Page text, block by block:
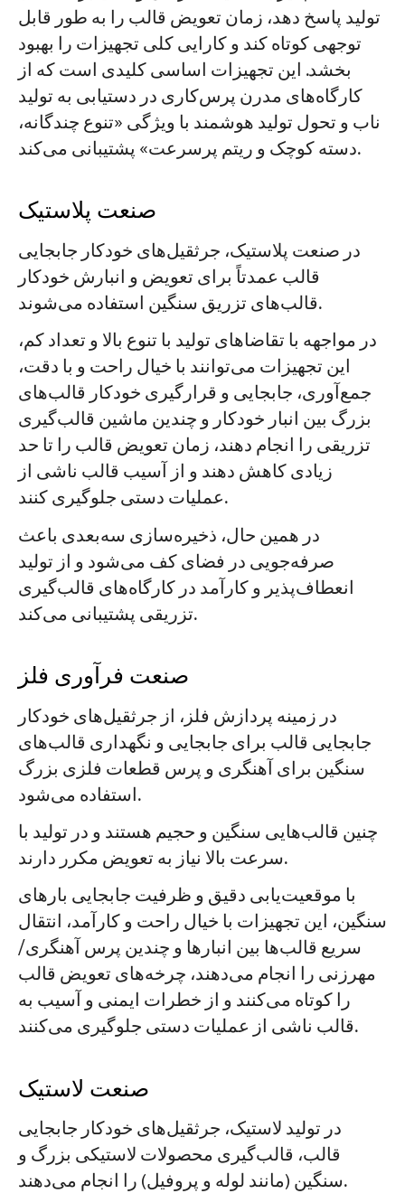
تولید پاسخ دهد، زمان تعویض قالب را به طور قابل
توجهی کوتاه کند و کارایی کلی تجهیزات را بهبود
بخشد. این تجهیزات اساسی کلیدی است که از
کارگاه‌های مدرن پرس‌کاری در دستیابی به تولید
ناب و تحول تولید هوشمند با ویژگی «تنوع چندگانه،
دسته کوچک و ریتم پرسرعت» پشتیبانی می‌کند.
صنعت پلاستیک
در صنعت پلاستیک، جرثقیل‌های خودکار جابجایی
قالب عمدتاً برای تعویض و انبارش خودکار
قالب‌های تزریق سنگین استفاده می‌شوند.
در مواجهه با تقاضاهای تولید با تنوع بالا و تعداد کم،
این تجهیزات می‌توانند با خیال راحت و با دقت،
جمع‌آوری، جابجایی و قرارگیری خودکار قالب‌های
بزرگ بین انبار خودکار و چندین ماشین قالب‌گیری
تزریقی را انجام دهند، زمان تعویض قالب را تا حد
زیادی کاهش دهند و از آسیب قالب ناشی از
عملیات دستی جلوگیری کنند.
در همین حال، ذخیره‌سازی سه‌بعدی باعث
صرفه‌جویی در فضای کف می‌شود و از تولید
انعطاف‌پذیر و کارآمد در کارگاه‌های قالب‌گیری
تزریقی پشتیبانی می‌کند.
صنعت فرآوری فلز
در زمینه پردازش فلز، از جرثقیل‌های خودکار
جابجایی قالب برای جابجایی و نگهداری قالب‌های
سنگین برای آهنگری و پرس قطعات فلزی بزرگ
استفاده می‌شود.
چنین قالب‌هایی سنگین و حجیم هستند و در تولید با
سرعت بالا نیاز به تعویض مکرر دارند.
با موقعیت‌یابی دقیق و ظرفیت جابجایی بارهای
سنگین، این تجهیزات با خیال راحت و کارآمد، انتقال
سریع قالب‌ها بین انبارها و چندین پرس آهنگری/
مهرزنی را انجام می‌دهند، چرخه‌های تعویض قالب
را کوتاه می‌کنند و از خطرات ایمنی و آسیب به
قالب ناشی از عملیات دستی جلوگیری می‌کنند.
صنعت لاستیک
در تولید لاستیک، جرثقیل‌های خودکار جابجایی
قالب، قالب‌گیری محصولات لاستیکی بزرگ و
سنگین (مانند لوله و پروفیل) را انجام می‌دهند.